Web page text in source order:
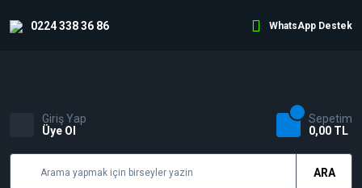
0224 338 36 86 WhatsApp Destek
ARA
Giriş Yap
Üye Ol
Sepetim
0,00 TL